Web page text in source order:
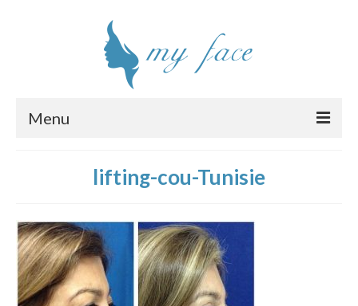
Menu
Clinique
Chirurgiens
Tarifs
lifting-cou-Tunisie